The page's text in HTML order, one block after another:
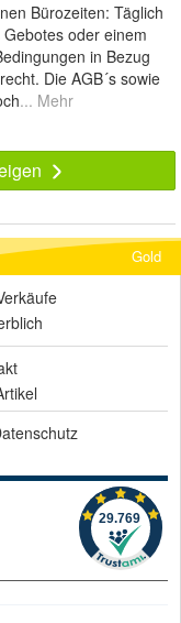
Bürozeiten: Täglich
oder einem
in Bezug
Die AGB´s sowie
... Mehr
Gold